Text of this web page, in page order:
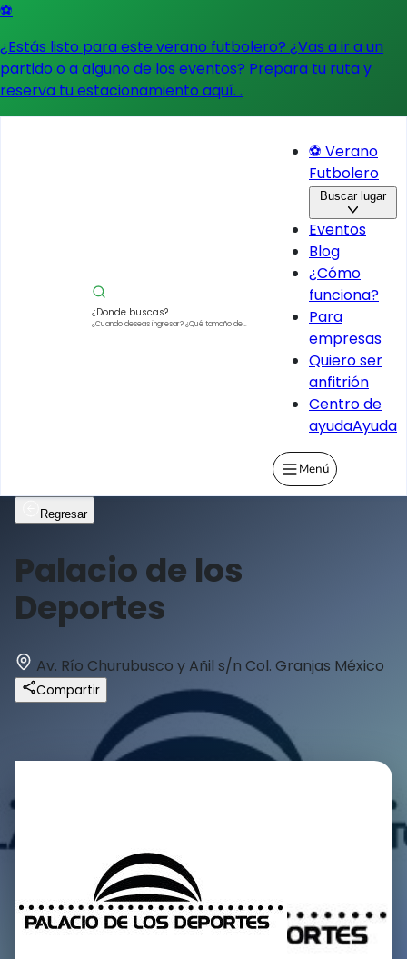
⚽
¿Estás listo para este verano futbolero? ¿Vas a ir a un
partido o a alguno de los eventos? Prepara tu ruta y
reserva tu estacionamiento aquí. .
¿Donde buscas?
¿Cuando deseas ingresar?¿Qué tamaño de
⚽ Verano
Futbolero
Buscar lugar
Eventos
Blog
¿Cómo
funciona?
Para
empresas
Quiero ser
anfitrión
Centro de
ayudaAyuda
Menú
Regresar
Palacio de los
Deportes
Av. Río Churubusco y Añil s/n Col. Granjas México
Compartir